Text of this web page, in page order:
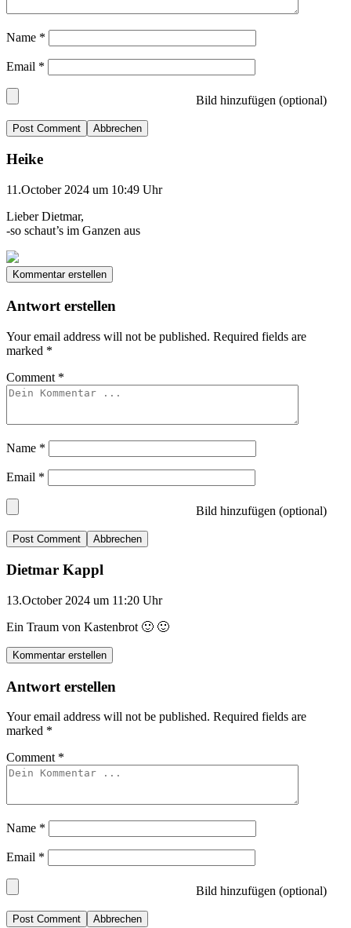
Name *
Email *
Bild hinzufügen (optional)
Abbrechen
Heike
11.October 2024 um 10:49 Uhr
Lieber Dietmar,
-so schaut’s im Ganzen aus
Kommentar erstellen
Antwort erstellen
Your email address will not be published. Required fields are
marked *
Comment *
Name *
Email *
Bild hinzufügen (optional)
Abbrechen
Dietmar Kappl
13.October 2024 um 11:20 Uhr
Ein Traum von Kastenbrot 🙂 🙂
Kommentar erstellen
Antwort erstellen
Your email address will not be published. Required fields are
marked *
Comment *
Name *
Email *
Bild hinzufügen (optional)
Abbrechen